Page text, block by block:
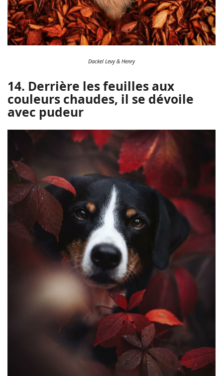
Dackel Levy & Henry
14. Derrière les feuilles aux
couleurs chaudes, il se dévoile
avec pudeur